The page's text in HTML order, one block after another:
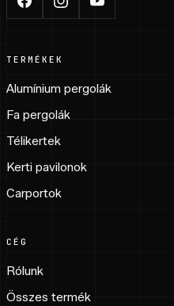
TERMÉKEK
Alumínium pergolák
Fa pergolák
Télikertek
Kerti pavilonok
Carportok
CÉG
Rólunk
Összes termék